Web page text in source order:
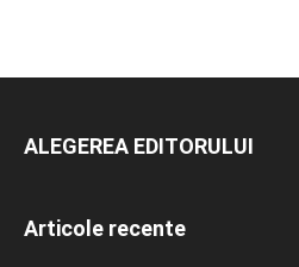
ALEGEREA EDITORULUI
Articole recente